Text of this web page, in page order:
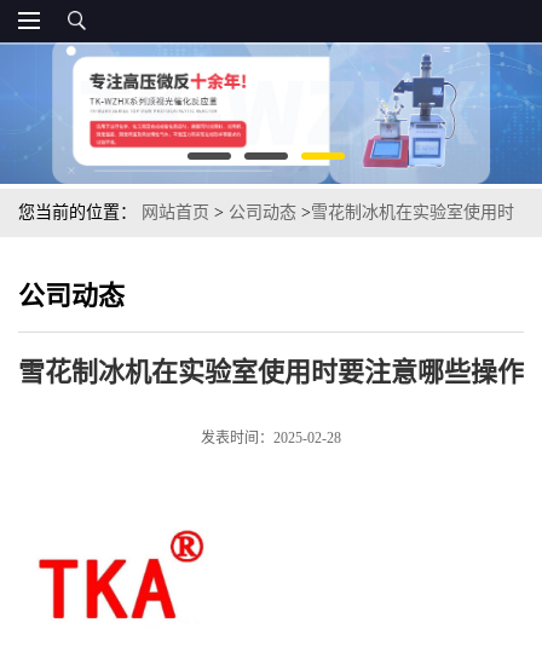
您当前的位置： 网站首页 > 公司动态 >雪花制冰机在实验室使用时
公司动态
雪花制冰机在实验室使用时要注意哪些操作
发表时间：2025-02-28